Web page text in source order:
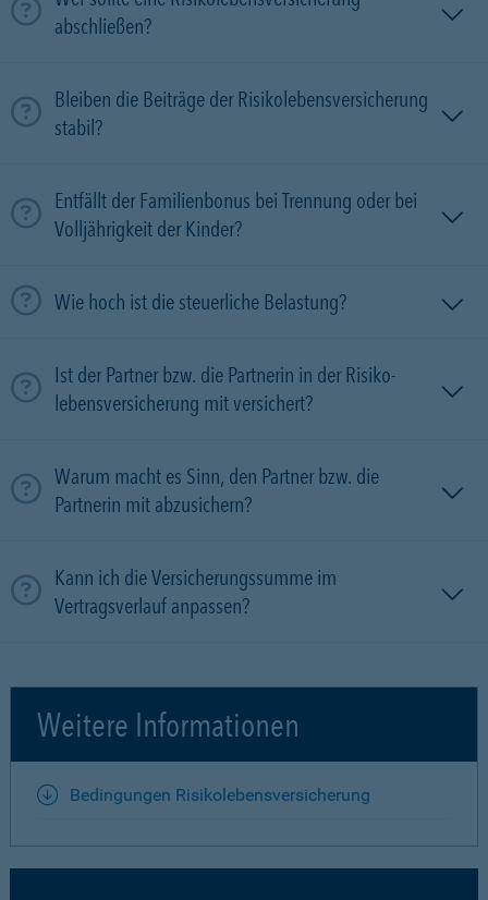
abschließen?
Bleiben die Beiträge der Risikolebensversicherung
stabil?
Entfällt der Familienbonus bei Trennung oder bei
Volljährigkeit der Kinder?
Wie hoch ist die steuerliche Belastung?
Ist der Partner bzw. die Partnerin in der Risiko­
lebens­versicherung mit versichert?
Warum macht es Sinn, den Partner bzw. die
Partnerin mit ab­zu­sichern?
Kann ich die Versicherungssumme im
Vertragsverlauf anpassen?
Weitere Informationen
Bedingungen Risikolebensversicherung